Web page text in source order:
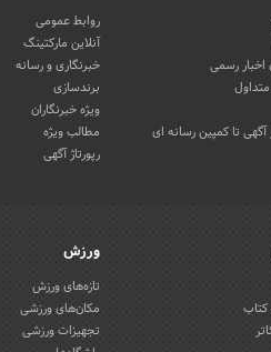
اخبار رسمی
آگهی تا کمپین رسانه ای
روابط عمومی
آنلاین مارکتینگ
خبرنگاری و رسانه
برندسازی
ویژه خبرنگاران
مطالب ویژه
رپورتاژ آگهی
ورزش
تازه‌های ورزش
مکان‌های ورزشی
تجهیزات ورزشی